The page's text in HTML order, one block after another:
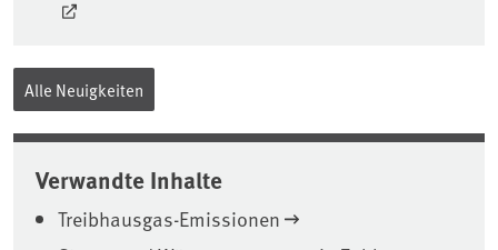
Alle Neuigkeiten
Verwandte Inhalte
Treibhausgas-Emissionen